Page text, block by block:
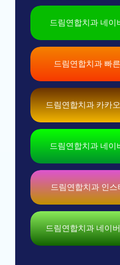
드림연합치과 네이
드림연합치과 빠
드림연합치과 카카
드림연합치과 네이
드림연합치과 인
드림연합치과 네이